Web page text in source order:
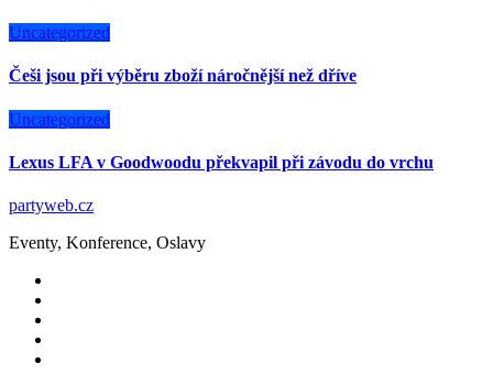
Uncategorized
Češi jsou při výběru zboží náročnější než dříve
Uncategorized
Lexus LFA v Goodwoodu překvapil při závodu do vrchu
partyweb.cz
Eventy, Konference, Oslavy